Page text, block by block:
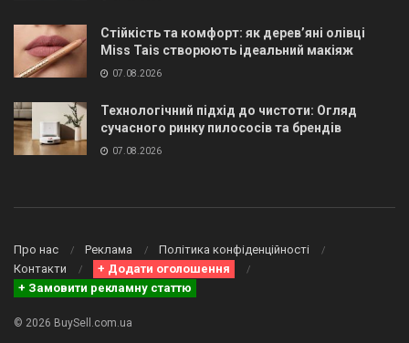
Стійкість та комфорт: як дерев’яні олівці
Miss Tais створюють ідеальний макіяж
07.08.2026
Технологічний підхід до чистоти: Огляд
сучасного ринку пилососів та брендів
07.08.2026
Про нас Реклама
Політика конфіденційності
Контакти
+ Додати оголошення
+ Замовити рекламну статтю
© 2026 BuySell.com.ua